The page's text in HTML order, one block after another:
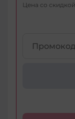
+971
+1-
Цена со скидкой